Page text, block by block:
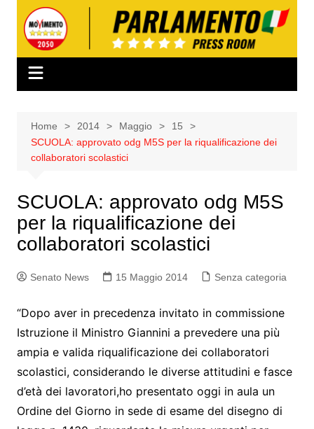
contenuto
Home 2014 Maggio
15
SCUOLA: approvato odg M5S per la riqualificazione dei
collaboratori scolastici
SCUOLA: approvato odg M5S
per la riqualificazione dei
collaboratori scolastici
Senato News 15 Maggio 2014 Senza categoria
“Dopo aver in precedenza invitato in commissione
Istruzione il Ministro Giannini a prevedere una più
ampia e valida riqualificazione dei collaboratori
scolastici, considerando le diverse attitudini e fasce
d’età dei lavoratori,ho presentato oggi in aula un
Ordine del Giorno in sede di esame del disegno di